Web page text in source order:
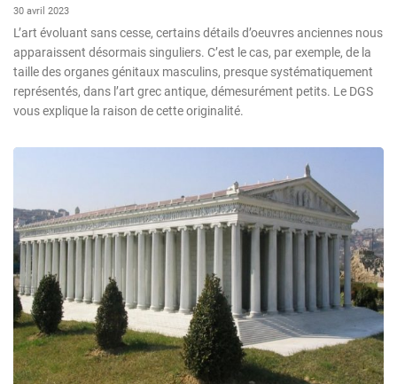
30 avril 2023
L’art évoluant sans cesse, certains détails d’oeuvres anciennes nous
apparaissent désormais singuliers. C’est le cas, par exemple, de la
taille des organes génitaux masculins, presque systématiquement
représentés, dans l’art grec antique, démesurément petits. Le DGS
vous explique la raison de cette originalité.